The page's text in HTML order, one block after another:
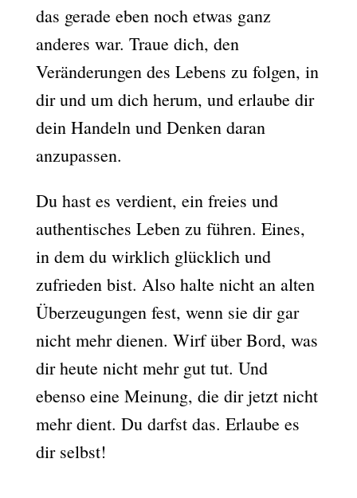
das gerade eben noch etwas ganz
anderes war. Traue dich, den
Veränderungen des Lebens zu folgen, in
dir und um dich herum, und erlaube dir
dein Handeln und Denken daran
anzupassen.
Du hast es verdient, ein freies und
authentisches Leben zu führen. Eines,
in dem du wirklich glücklich und
zufrieden bist. Also halte nicht an alten
Überzeugungen fest, wenn sie dir gar
nicht mehr dienen. Wirf über Bord, was
dir heute nicht mehr gut tut. Und
ebenso eine Meinung, die dir jetzt nicht
mehr dient. Du darfst das. Erlaube es
dir selbst!